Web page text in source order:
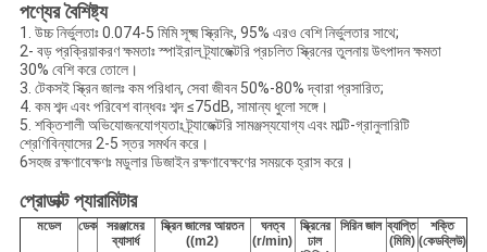
পণ্যের বৈশিষ্ট্য
1. উচ্চ নির্ভুলতাঃ 0.074-5 মিমি সূক্ষ্ম স্ক্রিনিং, 95% এরও বেশি নির্ভুলতার সাথে;
2- বড় প্রক্রিয়াকরণ ক্ষমতাঃ স্পাইরাল ট্র্যাজেক্টরি প্রচলিত স্ক্রিনের তুলনায় উৎপাদন ক্ষমতা
30% বেশি করে তোলে।
3. টেকসই স্ক্রিন জালঃ কম পরিধান, সেবা জীবন 50%-80% দ্বারা প্রসারিত;
4. কম শব্দ এবং পরিবেশ বান্ধবঃ শব্দ ≤75dB, সামান্য ধুলো সঙ্গে।
5. শক্তিশালী অভিযোজনযোগ্যতাঃ ট্র্যাজেক্টরি সামঞ্জস্যযোগ্য এবং মাল্টি-গ্রানুলারিটি
শ্রেণিবিন্যাসের 2-5 স্তর সমর্থন করে।
6সহজ রক্ষণাবেক্ষণঃ মডুলার ডিজাইন রক্ষণাবেক্ষণের সময়কে হ্রাস করে।
প্রোডাক্ট প্যারামিটার
মডেল ডেক
সরঞ্জামের
ব্যাসার্ধ
স্ক্রিন জালের আয়তন
((m2)
ঘনত্ব
(r/min)
স্ক্রিনের
ঢাল
সিরিন জাল ব্যাপ্তি
(মিমি)
শক্তি
(কেডব্লিউ)